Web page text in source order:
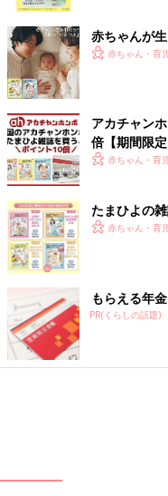
出典：Instagramアカウント「
hikaluhihiさんは、こちら
格でゲットできたんだそ
相性バッチリ！着回しに
赤ちゃんが
赤ちゃん・育
アカチャン
倍【期間限定
赤ちゃん・育
たまひよの
赤ちゃん・育
もらえる年
PR(くらしの話題)